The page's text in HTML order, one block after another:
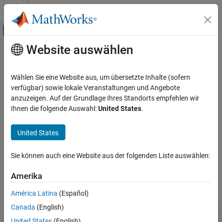
Weiter zum Inhalt
Umschaltung für Off-Canvas-
Startseite der Dokumentation
Author Block Algorithms
Author Blocks Using MATLAB
Create MATLAB S-Functions
Simulink
Author Block Algorithms
Configure Block Features for MATLAB S-
Hauptinhalt
Start
Initialize the state vectors of this MATLAB S-function
Required
No
Syntax
Start(s)
Website auswählen
Wählen Sie eine Website aus, um übersetzte Inhalte (sofern
verfügbar) sowie lokale Veranstaltungen und Angebote
anzuzeigen. Auf der Grundlage Ihres Standorts empfehlen wir
Ihnen die folgende Auswahl:United States.
United States
Sie können auch eine Website aus der folgenden Liste auswählen:
Amerika
América Latina (Español)
Canada (English)